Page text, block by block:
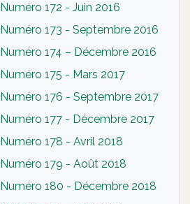
Numéro 172 - Juin 2016
Numéro 173 - Septembre 2016
Numéro 174 – Décembre 2016
Numéro 175 - Mars 2017
Numéro 176 - Septembre 2017
Numéro 177 - Décembre 2017
Numéro 178 - Avril 2018
Numéro 179 - Août 2018
Numéro 180 - Décembre 2018